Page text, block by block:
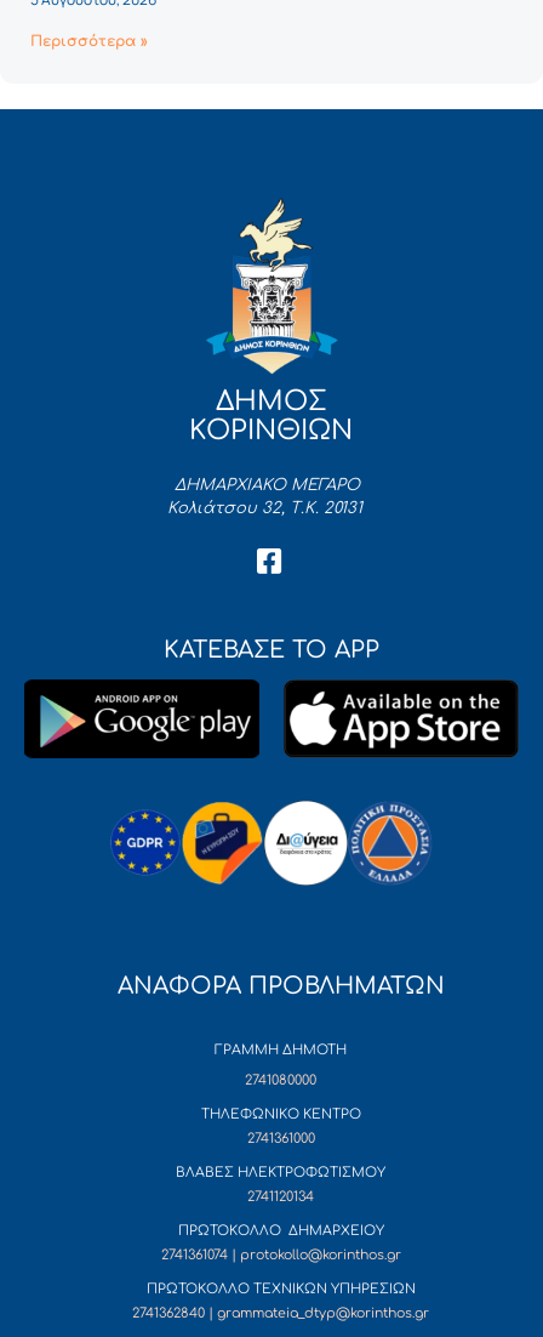
Περισσότερα »
ΔΗΜΟΣ
ΚΟΡΙΝΘΙΩΝ
ΔΗΜΑΡΧΙΑΚΟ ΜΕΓΑΡΟ
Κολιάτσου 32, Τ.Κ. 20131
ΚΑΤΕΒΑΣΕ ΤΟ APP
ΑΝΑΦΟΡΑ ΠΡΟΒΛΗΜΑΤΩΝ
ΓΡΑΜΜΗ ΔΗΜΟΤΗ
2741080000
ΤΗΛΕΦΩΝΙΚΟ ΚΕΝΤΡΟ
2741361000
ΒΛΑΒΕΣ ΗΛΕΚΤΡΟΦΩΤΙΣΜΟΥ
2741120134
ΠΡΩΤΟΚΟΛΛΟ ΔΗΜΑΡΧΕΙΟΥ
2741361074 | protokollo@korinthos.gr
ΠΡΩΤΟΚΟΛΛΟ ΤΕΧΝΙΚΩΝ ΥΠΗΡΕΣΙΩΝ
2741362840 | grammateia_dtyp@korinthos.gr